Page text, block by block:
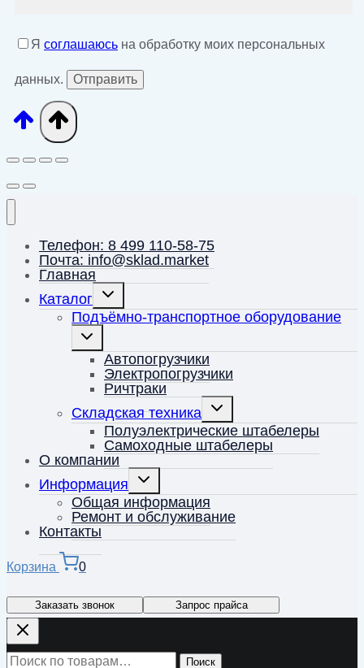
Я соглашаюсь на обработку моих персональных
данных.
Телефон: 8 499 110-58-75
Почта: info@sklad.market
Главная
Каталог
Переключить
меню
Подъёмно-транспортное оборудование
Переключить
меню Автопогрузчики
Электропогрузчики
Ричтраки
Складская техника
Переключить
меню
Полуэлектрические штабелеры
Самоходные штабелеры
О компании
Информация
Переключить
меню
Общая информация
Ремонт и обслуживание
Контакты
Корзина 0
Заказать звонок Запрос прайса
Искать: Поиск